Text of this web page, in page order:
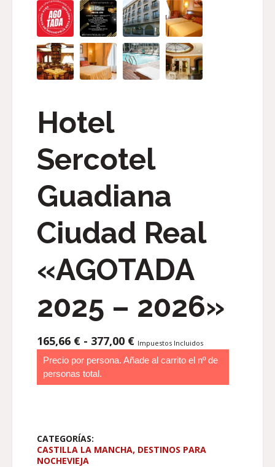
Hotel
Sercotel
Guadiana
Ciudad Real
«AGOTADA
2025 – 2026»
165,66 € - 377,00 €RANGO
DE
PRECIOS:
165,66 €
Impuestos Incluidos
Precio por persona. Añade al carrito el nº de
personas total.
CATEGORÍAS:
CASTILLA LA MANCHA, DESTINOS PARA
NOCHEVIEJA